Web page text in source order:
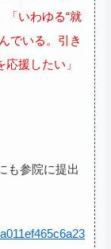
「いわゆる“就
でいる。引き
援したい」
も参院に提出